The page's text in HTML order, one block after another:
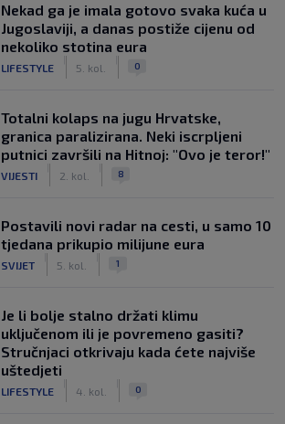
Nekad ga je imala gotovo svaka kuća u
Jugoslaviji, a danas postiže cijenu od
nekoliko stotina eura
LIFESTYLE 5. kol. 0
Totalni kolaps na jugu Hrvatske,
granica paralizirana. Neki iscrpljeni
putnici završili na Hitnoj: "Ovo je teror!"
VIJESTI 2. kol. 8
Postavili novi radar na cesti, u samo 10
tjedana prikupio milijune eura
SVIJET 5. kol. 1
Je li bolje stalno držati klimu
uključenom ili je povremeno gasiti?
Stručnjaci otkrivaju kada ćete najviše
uštedjeti
LIFESTYLE 4. kol. 0